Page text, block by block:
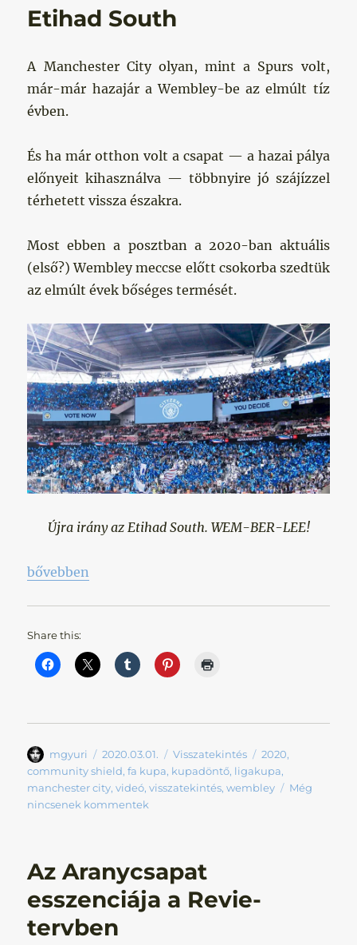
Etihad South
A Manchester City olyan, mint a Spurs volt,
már-már hazajár a Wembley-be az elmúlt tíz
évben.
És ha már otthon volt a csapat — a hazai pálya
előnyeit kihasználva — többnyire jó szájízzel
térhetett vissza északra.
Most ebben a posztban a 2020-ban aktuális
(első?) Wembley meccse előtt csokorba szedtük
az elmúlt évek bőséges termését.
Újra irány az Etihad South. WEM-BER-LEE!
„Etihad South”
bővebben
Share this:
Szerző
mgyuri Közzétéve
2020.03.01. Kategória
Visszatekintés Címke
2020,
community shield,fa kupa, kupadöntő, ligakupa,
manchester city,videó,visszatekintés,wembley
Még
nincsenek kommentek
Az Aranycsapat
esszenciája a Revie-
tervben